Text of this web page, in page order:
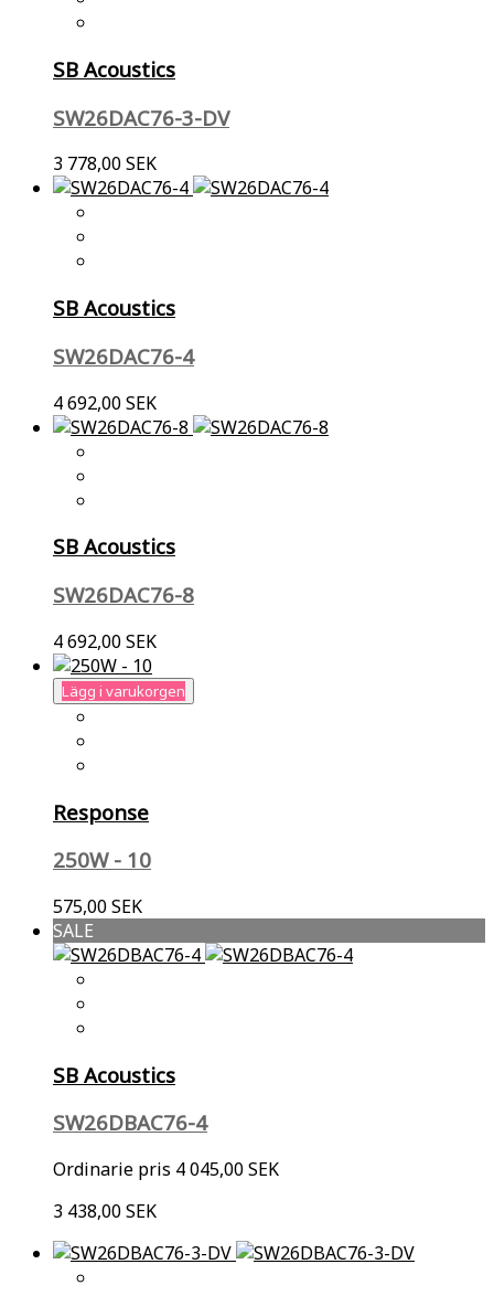
SB Acoustics
SW26DAC76-3-DV
3 778,00 SEK
SB Acoustics
SW26DAC76-4
4 692,00 SEK
SB Acoustics
SW26DAC76-8
4 692,00 SEK
Lägg i varukorgen
Response
250W - 10
575,00 SEK
SALE
SB Acoustics
SW26DBAC76-4
Ordinarie pris 4 045,00 SEK
3 438,00 SEK